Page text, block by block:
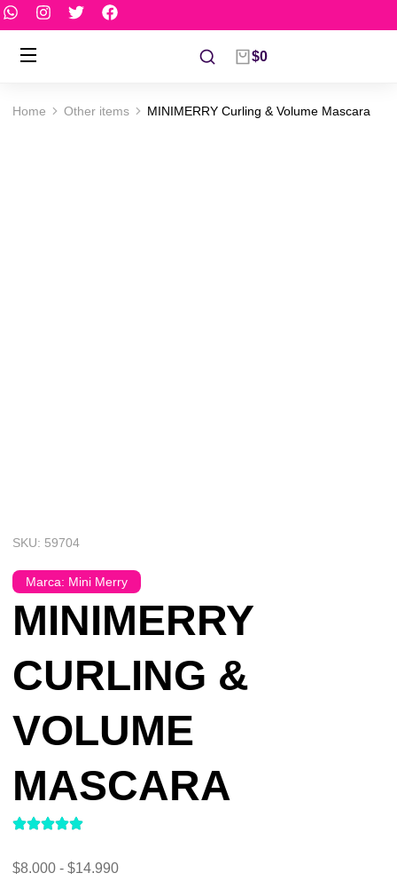
$0
You are here:
Home Other items MINIMERRY Curling & Volume Mascara
SKU: 59704
Marca: Mini Merry
MINIMERRY
CURLING &
VOLUME
MASCARA
$8.000 - $14.990